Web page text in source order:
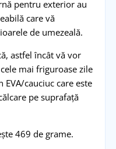
pentru exterior au
care vă
de umezeală.
astfel încât vă vor
mai friguroase zile
cauciuc care este
pe suprafață
469 de grame.